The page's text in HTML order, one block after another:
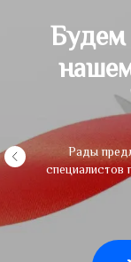
Будем
Рады
специалистов